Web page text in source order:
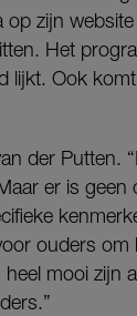
zijn
Het
lijkt. Ook komt
der Putten.
er is geen
ouders om
mooi zijn